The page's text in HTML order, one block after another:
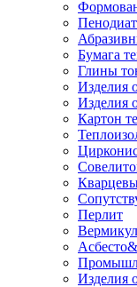
Бумага
Глины
Изделия
Картон
Перлит